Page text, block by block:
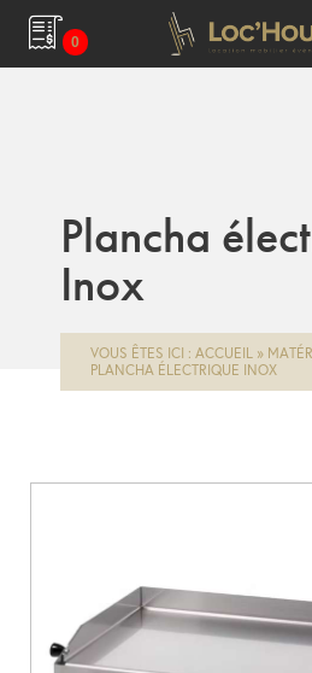
0
Plancha
Inox
VOUS ÊTES ICI : ACCUEIL »
PLANCHA ÉLECTRIQUE INOX